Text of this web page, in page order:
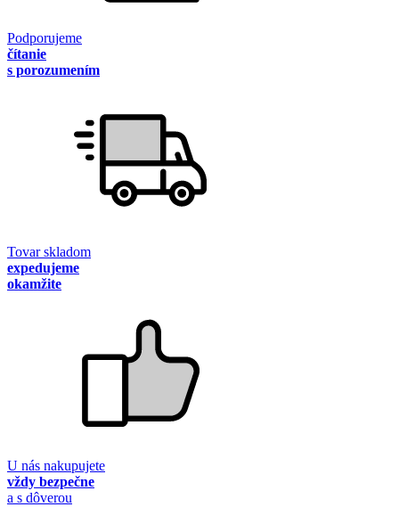
Podporujeme
čítanie
s porozumením
Tovar skladom
expedujeme
okamžite
U nás nakupujete
vždy bezpečne
a s dôverou